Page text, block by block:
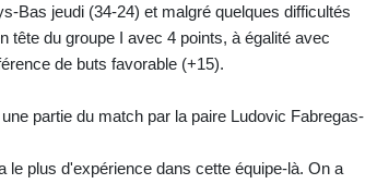
Bas jeudi (34-24) et malgré quelques difficultés
tête du groupe I avec 4 points, à égalité avec
de buts favorable (+15).
partie du match par la paire Ludovic Fabregas-
le plus d'expérience dans cette équipe-là. On a